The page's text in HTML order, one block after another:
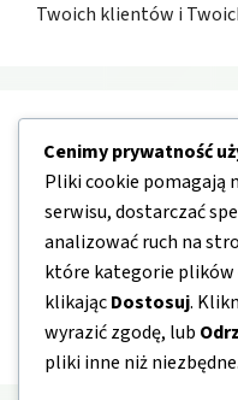
Twoich klientów i
Nawigacja
O nas
Kontakt
Mapa strony
Polityka prywatności
Cenimy prywatność
Pliki cookie pomagają
serwisu, dostarczać
analizować ruch na
które kategorie plików
klikającDostosuj.
wyrazić zgodę, lub
pliki inne niż niezbędne.